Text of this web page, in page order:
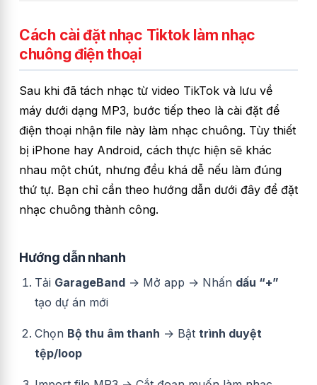
Cách cài đặt nhạc Tiktok làm nhạc
chuông điện thoại
Sau khi đã tách nhạc từ video TikTok và lưu về
máy dưới dạng MP3, bước tiếp theo là cài đặt để
điện thoại nhận file này làm nhạc chuông. Tùy thiết
bị iPhone hay Android, cách thực hiện sẽ khác
nhau một chút, nhưng đều khá dễ nếu làm đúng
thứ tự. Bạn chỉ cần theo hướng dẫn dưới đây để đặt
nhạc chuông thành công.
Hướng dẫn nhanh
Tải GarageBand → Mở app → Nhấn dấu “+”
tạo dự án mới
Chọn Bộ thu âm thanh → Bật trình duyệt
tệp/loop